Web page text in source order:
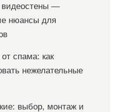
—
нюансы для
спама: как
нежелательные
выбор, монтаж и